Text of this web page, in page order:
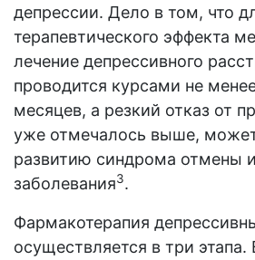
депрессии. Дело в том, что
терапевтического эффекта
лечение депрессивного
проводится курсами не
месяцев, а резкий отказ от
уже отмечалось выше,
развитию синдрома отмены
заболевания3.
Фармакотерапия
осуществляется в три